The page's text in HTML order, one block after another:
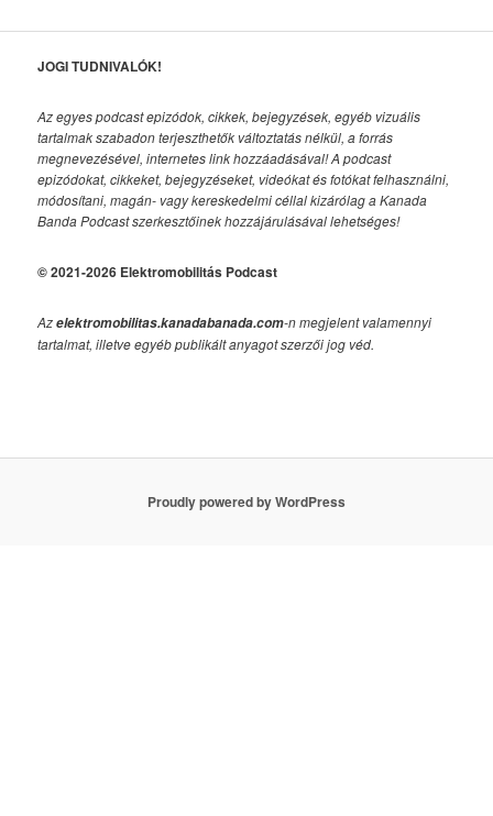
JOGI TUDNIVALÓK!
Az egyes podcast epizódok, cikkek, bejegyzések, egyéb vizuális
tartalmak szabadon terjeszthetők változtatás nélkül, a forrás
megnevezésével, internetes link hozzáadásával!A podcast
epizódokat, cikkeket, bejegyzéseket, videókat és fotókat felhasználni,
módosítani, magán- vagy kereskedelmi céllal kizárólag a Kanada
Banda Podcast szerkesztőinek hozzájárulásával lehetséges!
© 2021-2026 Elektromobilitás Podcast
Azelektromobilitas.kanadabanada.com-n megjelent valamennyi
tartalmat, illetve egyéb publikált anyagot szerzői jog véd.
Proudly powered by WordPress